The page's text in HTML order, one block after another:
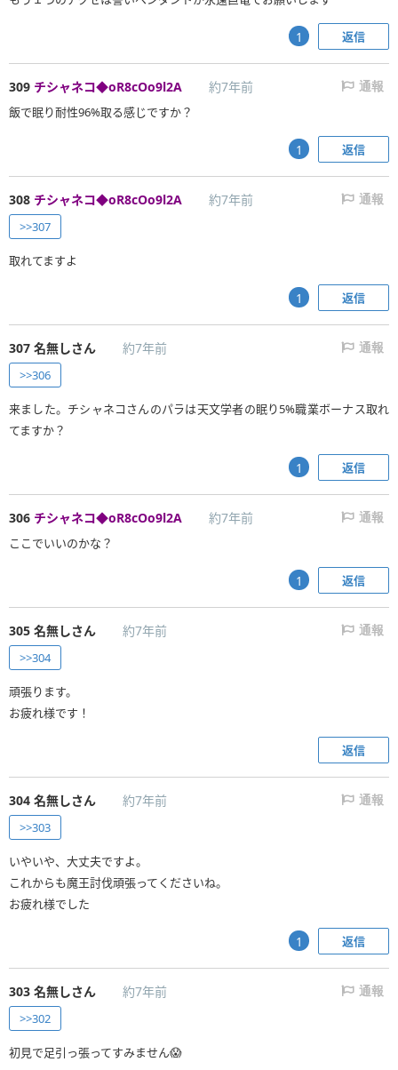
返信
1
309 チシャネコ◆oR8cOo9l2A 約7年前 通報
飯で眠り耐性96%取る感じですか？
返信
1
308 チシャネコ◆oR8cOo9l2A 約7年前 通報
>>307
取れてますよ
返信
1
307 名無しさん 約7年前 通報
>>306
来ました。チシャネコさんのパラは天文学者の眠り5%職業ボーナス取れ
てますか？
返信
1
306 チシャネコ◆oR8cOo9l2A 約7年前 通報
ここでいいのかな？
返信
1
305 名無しさん 約7年前 通報
>>304
頑張ります。
お疲れ様です！
返信
304 名無しさん 約7年前 通報
>>303
いやいや、大丈夫ですよ。
これからも魔王討伐頑張ってくださいね。
お疲れ様でした
返信
1
303 名無しさん 約7年前 通報
>>302
初見で足引っ張ってすみません😱